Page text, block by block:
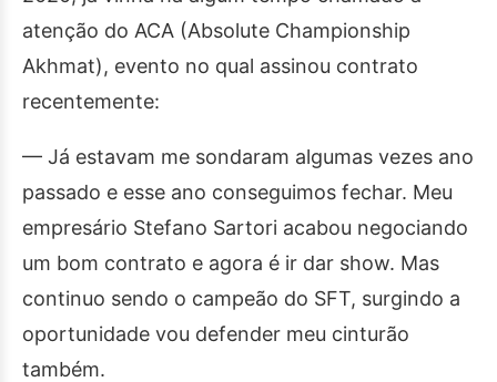
atenção do ACA (Absolute Championship
Akhmat), evento no qual assinou contrato
recentemente:
— Já estavam me sondaram algumas vezes ano
passado e esse ano conseguimos fechar. Meu
empresário Stefano Sartori acabou negociando
um bom contrato e agora é ir dar show. Mas
continuo sendo o campeão do SFT, surgindo a
oportunidade vou defender meu cinturão
também.